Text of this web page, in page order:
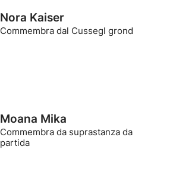
Nora Kaiser
Commembra dal Cussegl grond
Moana Mika
Commembra da suprastanza da
partida